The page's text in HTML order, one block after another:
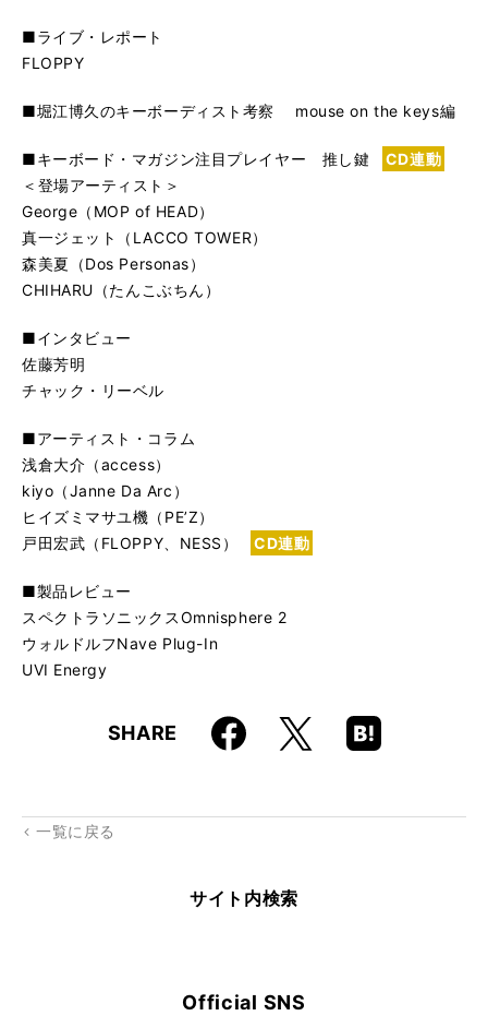
■ライブ・レポート
FLOPPY
■堀江博久のキーボーディスト考察 mouse on the keys編
■キーボード・マガジン注目プレイヤー 推し鍵
CD連動
＜登場アーティスト＞
George（MOP of HEAD）
真一ジェット（LACCO TOWER）
森美夏（Dos Personas）
CHIHARU（たんこぶちん）
■インタビュー
佐藤芳明
チャック・リーベル
■アーティスト・コラム
浅倉大介（access）
kiyo（Janne Da Arc）
ヒイズミマサユ機（PE’Z）
戸田宏武（FLOPPY、NESS）
CD連動
■製品レビュー
スペクトラソニックスOmnisphere 2
ウォルドルフNave Plug-In
UVI Energy
SHARE Faceboo
k
X
Hatena
Boo
一覧に戻る
サイト内検索
Official SNS